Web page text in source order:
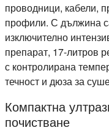
проводници, кабели,
профили. С дължина
изключително
препарат, 17-литров
с контролирана
течност и дюза за
Компактна
почистване